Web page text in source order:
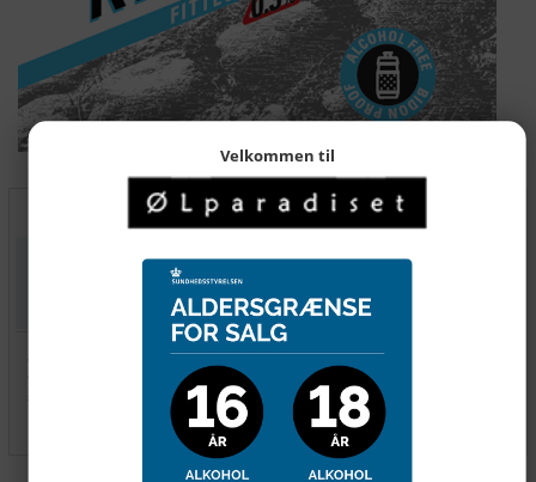
Velkommen til
450,00
Send mail når varen kommer på lager igen